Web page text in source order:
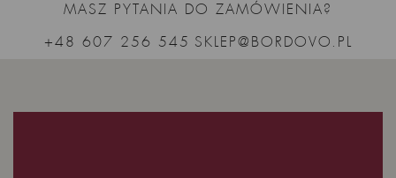
MASZ PYTANIA DO ZAMÓWIENIA?
+48 607 256 545 SKLEP@BORDOVO.PL